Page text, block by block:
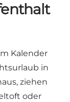
Kalender
in
ziehen
oder